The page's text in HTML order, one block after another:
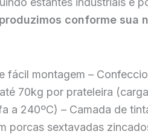
produzimos conforme sua
montagem –
70kg por prateleira
a 240ºC) – Camada de
sextavadas